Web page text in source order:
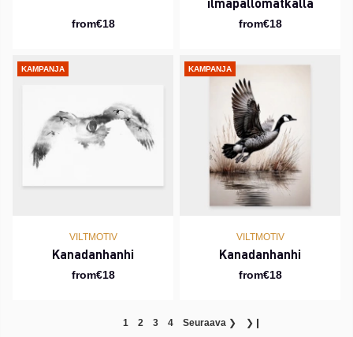
from€18 from€18
KAMPANJA
VILTMOTIV
Kanadanhanhi
from€18
KAMPANJA
VILTMOTIV
Kanadanhanhi
from€18
1 2 3 4 Seuraava ❯ ❯❙